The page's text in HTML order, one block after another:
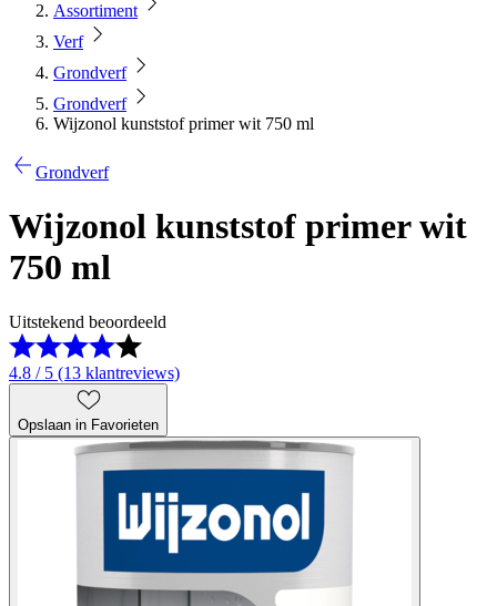
Assortiment
Verf
Grondverf
Grondverf
Wijzonol kunststof primer wit 750 ml
Grondverf
Wijzonol kunststof primer wit
750 ml
Uitstekend beoordeeld
4.8 / 5 (13 klantreviews)
Opslaan in Favorieten